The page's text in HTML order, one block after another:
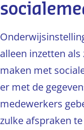
alleen inzetten
maken met
er met de
medewerkers
zulke afspraken